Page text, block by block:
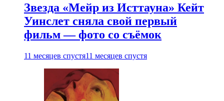
Звезда «Мейр из Исттауна» Кейт
Уинслет сняла свой первый
фильм — фото со съёмок
11 месяцев спустя11 месяцев спустя